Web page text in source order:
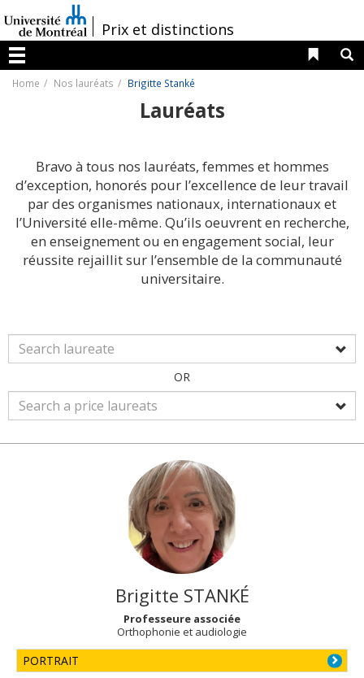
au
contenu
/Prix et distinctions
Menu
Liens
Home Nos lauréats Brigitte Stanké
Lauréats
Bravo à tous nos lauréats, femmes et hommes
d’exception, honorés pour l’excellence de leur travail
par des organismes nationaux, internationaux et
l’Université elle-même. Qu’ils oeuvrent en recherche,
en enseignement ou en engagement social, leur
réussite rejaillit sur l’ensemble de la communauté
universitaire.
OR
Brigitte STANKÉ
Professeure associée
Orthophonie et audiologie
PORTRAIT